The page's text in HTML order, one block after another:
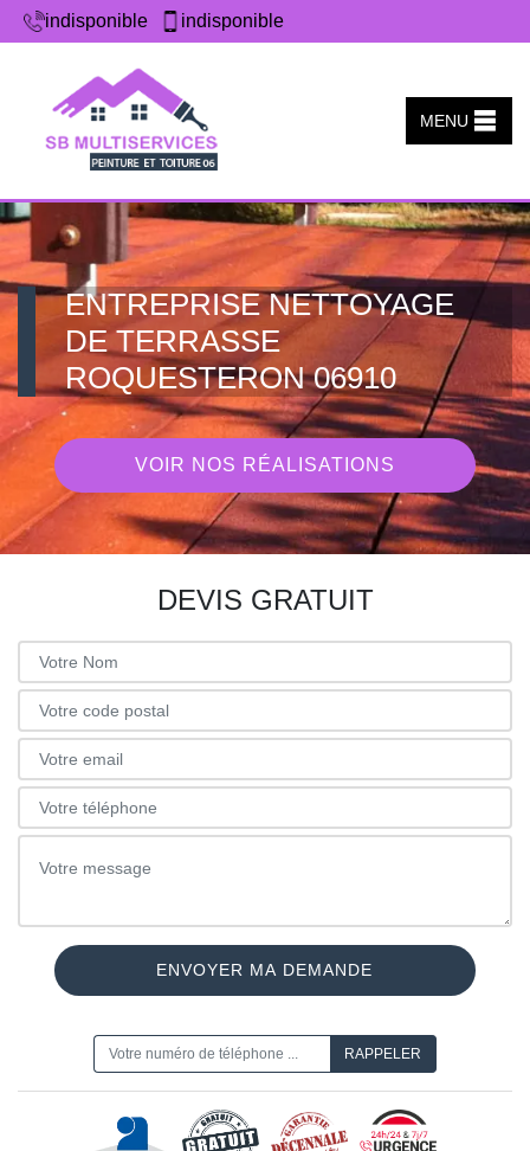
indisponible indisponible
MENU
ENTREPRISE NETTOYAGE
DE TERRASSE
ROQUESTERON 06910
VOIR NOS RÉALISATIONS
DEVIS GRATUIT